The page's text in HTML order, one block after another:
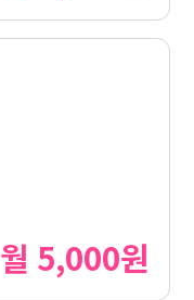
월 5,000원